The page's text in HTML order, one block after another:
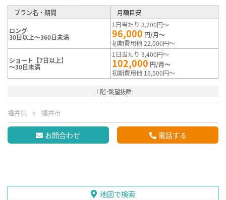
プラン名・期間 月額目安
ロング
30日以上～360日未満
1日当たり 3,200円～
96,000 円/月～
初期費用他 22,000円～
ショート【7日以上】
～30日未満
1日当たり 3,400円～
102,000 円/月～
初期費用他 16,500円～
上階･眺望抜群
福井県 福井市
お問合わせ 電話する
地図で検索